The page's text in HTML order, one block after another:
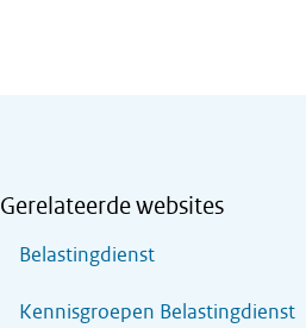
Gerelateerde websites
Belastingdienst
Kennisgroepen Belastingdienst